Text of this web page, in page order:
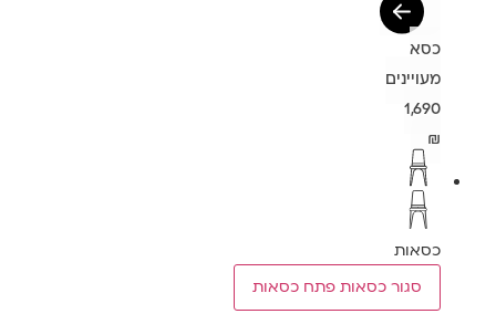
כסא
מעויינים
1,690
₪
כסאות
סגור כסאות פתח כסאות